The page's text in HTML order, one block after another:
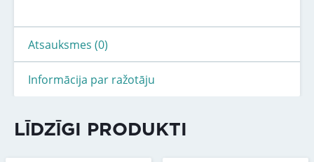
Atsauksmes (0)
Informācija par ražotāju
LĪDZĪGI PRODUKTI